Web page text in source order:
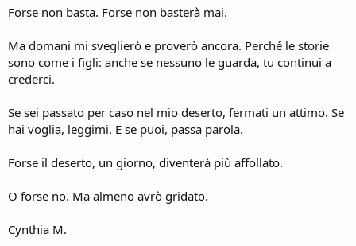
Forse non basta. Forse non basterà mai.
Ma domani mi sveglierò e proverò ancora. Perché le storie
sono come i figli: anche se nessuno le guarda, tu continui a
crederci.
Se sei passato per caso nel mio deserto, fermati un attimo. Se
hai voglia, leggimi. E se puoi, passa parola.
Forse il deserto, un giorno, diventerà più affollato.
O forse no. Ma almeno avrò gridato.
Cynthia M.